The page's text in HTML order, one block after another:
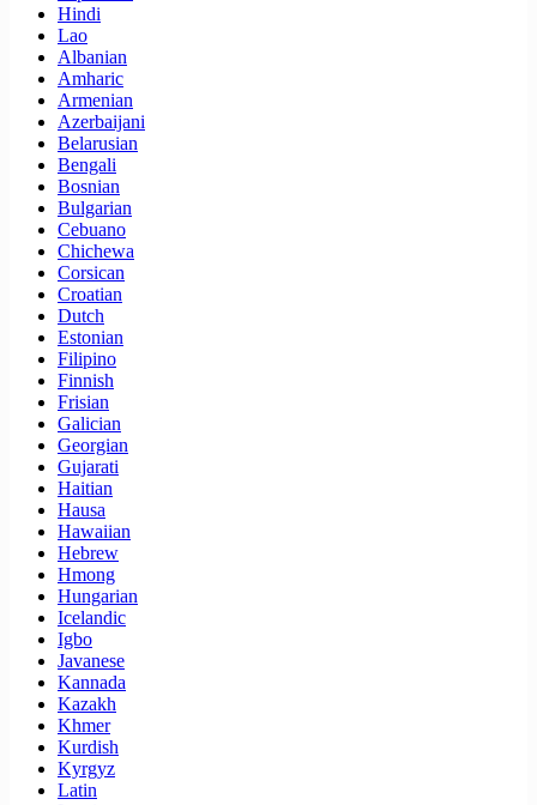
Hindi
Lao
Albanian
Amharic
Armenian
Azerbaijani
Belarusian
Bengali
Bosnian
Bulgarian
Cebuano
Chichewa
Corsican
Croatian
Dutch
Estonian
Filipino
Finnish
Frisian
Galician
Georgian
Gujarati
Haitian
Hausa
Hawaiian
Hebrew
Hmong
Hungarian
Icelandic
Igbo
Javanese
Kannada
Kazakh
Khmer
Kurdish
Kyrgyz
Latin